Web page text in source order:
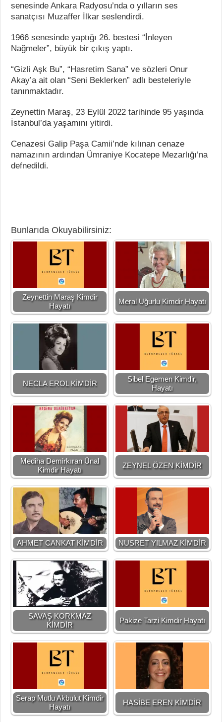
senesinde Ankara Radyosu’nda o yılların ses
sanatçısı Muzaffer İlkar seslendirdi.
1966 senesinde yaptığı 26. bestesi “İnleyen
Nağmeler”, büyük bir çıkış yaptı.
“Gizli Aşk Bu”, “Hasretim Sana” ve sözleri Onur
Akay’a ait olan “Seni Beklerken” adlı besteleriyle
tanınmaktadır.
Zeynettin Maraş, 23 Eylül 2022 tarihinde 95 yaşında
İstanbul’da yaşamını yitirdi.
Cenazesi Galip Paşa Camii’nde kılınan cenaze
namazının ardından Ümraniye Kocatepe Mezarlığı’na
defnedildi.
Bunlarıda Okuyabilirsiniz:
Zeynettin Maraş Kimdir
Hayatı
Meral Uğurlu Kimdir Hayatı
NECLA EROL KİMDİR
Sibel Egemen Kimdir,
Hayatı
Mediha Demirkıran Ünal
Kimdir Hayatı
ZEYNEL ÖZEN KİMDİR
AHMET CANKAT KİMDİR NUSRET YILMAZ KİMDİR
SAVAŞ KORKMAZ
KİMDİR
Pakize Tarzi Kimdir Hayatı
Serap Mutlu Akbulut Kimdir
Hayatı
HASİBE EREN KİMDİR